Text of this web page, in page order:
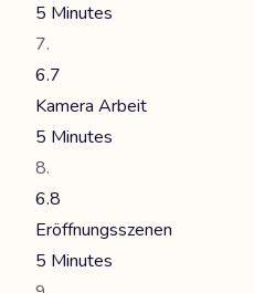
5 Minutes
6.7
Kamera Arbeit
5 Minutes
6.8
Eröffnungsszenen
5 Minutes